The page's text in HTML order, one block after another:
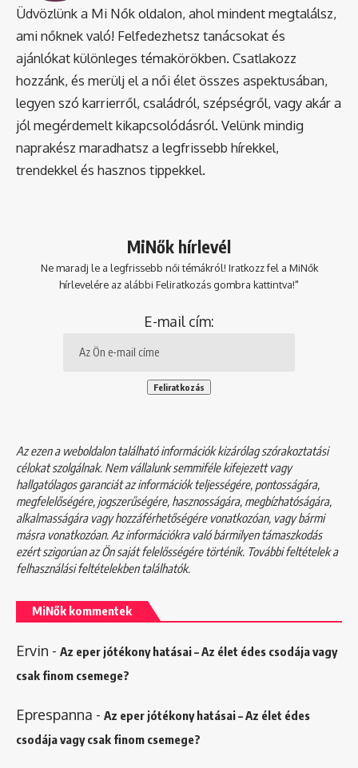
Üdvözlünk a Mi Nők oldalon, ahol mindent megtalálsz,
ami nőknek való! Felfedezhetsz tanácsokat és
ajánlókat különleges témakörökben. Csatlakozz
hozzánk, és merülj el a női élet összes aspektusában,
legyen szó karrierről, családról, szépségről, vagy akár a
jól megérdemelt kikapcsolódásról. Velünk mindig
naprakész maradhatsz a legfrissebb hírekkel,
trendekkel és hasznos tippekkel.
MiNők hírlevél
Ne maradj le a legfrissebb női témákról! Iratkozz fel a MiNők
hírlevelére az alábbi Feliratkozás gombra kattintva!"
E-mail cím:
Az ezen a weboldalon található információk kizárólag szórakoztatási
célokat szolgálnak. Nem vállalunk semmiféle kifejezett vagy
hallgatólagos garanciát az információk teljességére, pontosságára,
megfelelőségére, jogszerűségére, hasznosságára, megbízhatóságára,
alkalmasságára vagy hozzáférhetőségére vonatkozóan, vagy bármi
másra vonatkozóan. Az információkra való bármilyen támaszkodás
ezért szigorúan az Ön saját felelősségére történik. További feltételek a
felhasználási feltételekbentalálhatók.
MiNők kommentek
Ervin - Az eper jótékony hatásai – Az élet édes csodája vagy
csak finom csemege?
Eprespanna - Az eper jótékony hatásai – Az élet édes
csodája vagy csak finom csemege?